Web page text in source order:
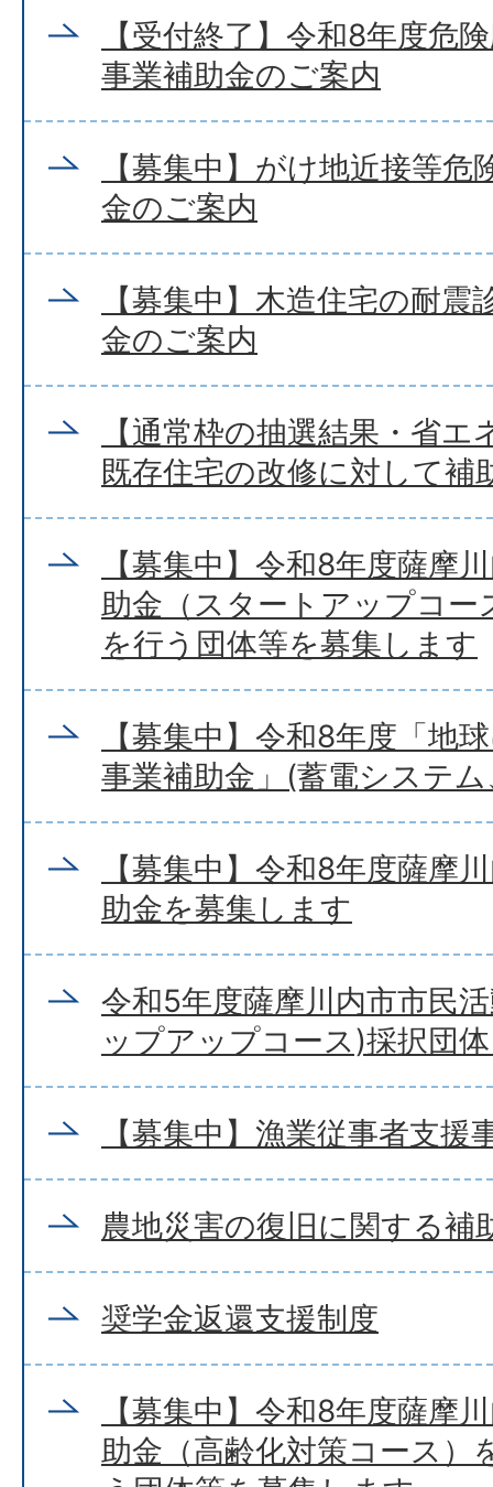
【受付終了】令和8年度危
事業補助金のご案内
【募集中】がけ地近接等
金のご案内
【募集中】木造住宅の耐震
金のご案内
【通常枠の抽選結果・省
既存住宅の改修に対して補
【募集中】令和8年度薩摩
助金（スタートアップコー
を行う団体等を募集します
【募集中】令和8年度「地
事業補助金」(蓄電システ
【募集中】令和8年度薩摩
助金を募集します
令和5年度薩摩川内市市民
ップアップコース)採択団
【募集中】漁業従事者支
農地災害の復旧に関する補
奨学金返還支援制度
【募集中】令和8年度薩摩
助金（高齢化対策コース）